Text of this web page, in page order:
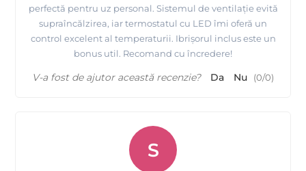
perfectă pentru uz personal. Sistemul de ventilație evită
supraîncălzirea, iar termostatul cu LED îmi oferă un
control excelent al temperaturii. Ibrișorul inclus este un
bonus util. Recomand cu încredere!
V-a fost de ajutor această recenzie? Da Nu (0/0)
S